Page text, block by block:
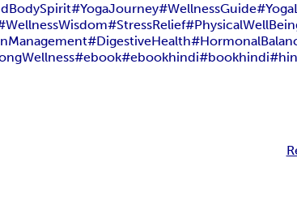
#YogaJourney#WellnessGuide
#StressRelief
#DigestiveHealth
#ebook#ebookhindi#bookhindi